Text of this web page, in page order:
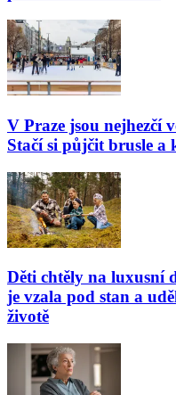
V Praze jsou nejhezčí
Stačí si půjčit brusle a
Děti chtěly na luxusní
je vzala pod stan a
životě